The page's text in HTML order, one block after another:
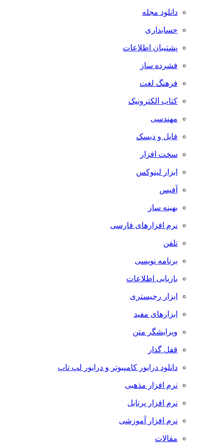
دانلود مجله
حسابداری
پشتیبان اطلاعات
فشرده ساز
فرهنگ لغت
کتاب الکترونیک
مهندسی
فایل و دیسک
سخت افزار
ابزار لینوکس
آفیس
بهینه ساز
نرم افزارهای فارسی
تلفن
برنامه نویسی
بازیابی اطلاعات
ابزار رجیستری
ابزارهای مفید
ویرایشگر متن
قفل گذار
دانلود درایور کامپیوتر و درایور لپ تاپ
نرم افزار مذهبی
نرم افزار پرتابل
نرم افزار آموزشی
مقالات